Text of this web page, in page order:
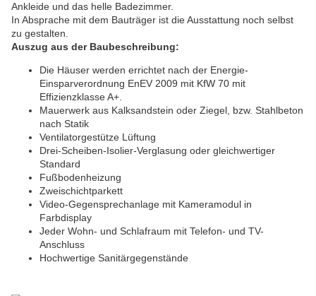
Ankleide und das helle Badezimmer.
In Absprache mit dem Bauträger ist die Ausstattung noch selbst
zu gestalten.
Auszug aus der Baubeschreibung:
Die Häuser werden errichtet nach der Energie-
Einsparverordnung EnEV 2009 mit KfW 70 mit
Effizienzklasse A+.
Mauerwerk aus Kalksandstein oder Ziegel, bzw. Stahlbeton
nach Statik
Ventilatorgestütze Lüftung
Drei-Scheiben-Isolier-Verglasung oder gleichwertiger
Standard
Fußbodenheizung
Zweischichtparkett
Video-Gegensprechanlage mit Kameramodul in
Farbdisplay
Jeder Wohn- und Schlafraum mit Telefon- und TV-
Anschluss
Hochwertige Sanitärgegenstände